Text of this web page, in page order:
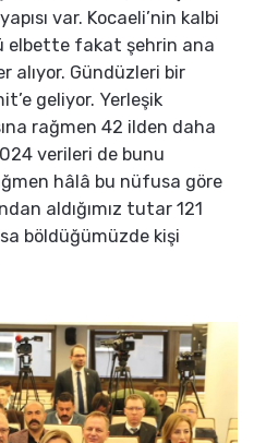
var. Kocaeli’nin kalbi
elbette fakat şehrin ana
alıyor. Gündüzleri bir
geliyor. Yerleşik
rağmen 42 ilden daha
verileri de bunu
hâlâ bu nüfusa göre
aldığımız tutar 121
böldüğümüzde kişi